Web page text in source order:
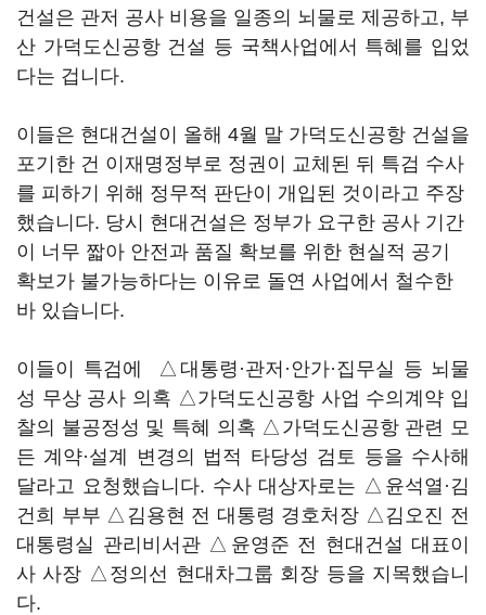
건설은 관저 공사 비용을 일종의 뇌물로 제공하고, 부
산 가덕도신공항 건설 등 국책사업에서 특혜를 입었
다는 겁니다.
이들은 현대건설이 올해 4월 말 가덕도신공항 건설을
포기한 건 이재명정부로 정권이 교체된 뒤 특검 수사
를 피하기 위해 정무적 판단이 개입된 것이라고 주장
했습니다. 당시 현대건설은 정부가 요구한 공사 기간
이 너무 짧아 안전과 품질 확보를 위한 현실적 공기
확보가 불가능하다는 이유로 돌연 사업에서 철수한
바 있습니다.
이들이 특검에 △대통령·관저·안가·집무실 등 뇌물
성 무상 공사 의혹 △가덕도신공항 사업 수의계약 입
찰의 불공정성 및 특혜 의혹 △가덕도신공항 관련 모
든 계약·설계 변경의 법적 타당성 검토 등을 수사해
달라고 요청했습니다. 수사 대상자로는 △윤석열·김
건희 부부 △김용현 전 대통령 경호처장 △김오진 전
대통령실 관리비서관 △윤영준 전 현대건설 대표이
사 사장 △정의선 현대차그룹 회장 등을 지목했습니
다.